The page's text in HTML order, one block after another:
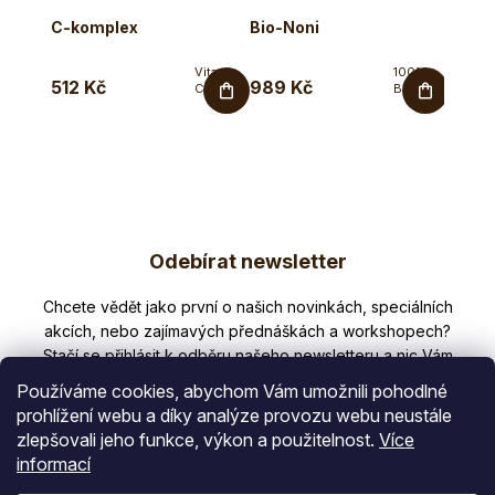
Používáme cookies, abychom Vám umožnili pohodlné
prohlížení webu a díky analýze provozu webu neustále
zlepšovali jeho funkce, výkon a použitelnost. Více
informací
C-komplex
512 Kč
Vitamin
C s Q10,
rutinem a
Bio-Noni
989 Kč
100%
Bio-Noni
šťáva
a
Odebírat newsletter
Nezmeškejte žádné novinky či slevy!
E-mail